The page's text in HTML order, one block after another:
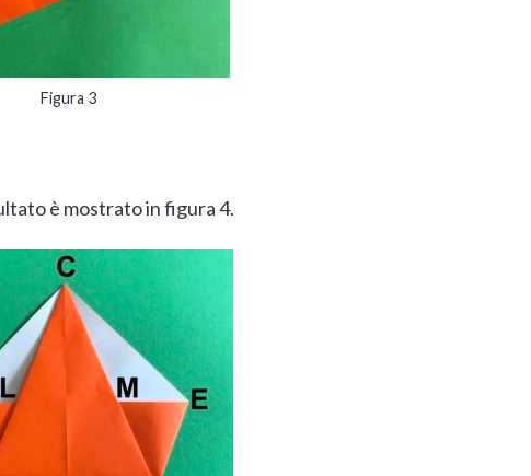
Figura 3
è mostrato in figura 4.